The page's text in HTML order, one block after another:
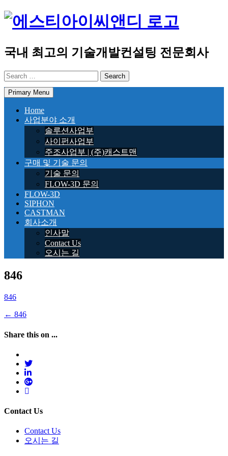
Skip
국내 최고의 기술개발컨설팅 전문회사
Search
for:
Primary Menu
Home
사업분야 소개
솔루션사업부
사이펀사업부
주조사업부 | (주)캐스트맨
구매 및 기술 문의
기술 문의
FLOW-3D 문의
FLOW-3D
SIPHON
CASTMAN
회사소개
인사말
Contact Us
오시는 길
846
846
Post
navigation
← 846
Share this on ...
Contact Us
Contact Us
오시는 길